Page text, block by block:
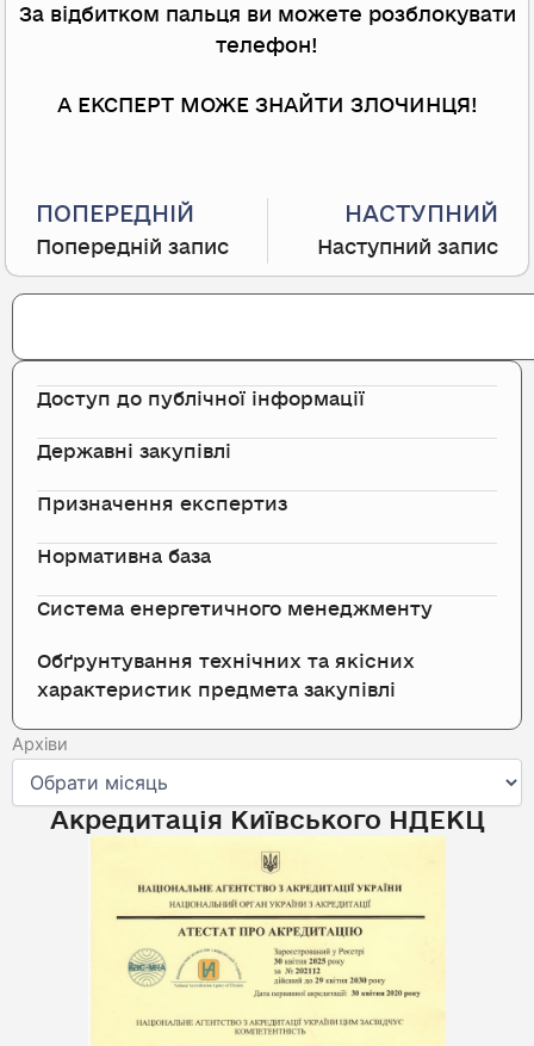
За відбитком пальця ви можете розблокувати
телефон!
А ЕКСПЕРТ МОЖЕ ЗНАЙТИ ЗЛОЧИНЦЯ!
ПОПЕРЕДНІЙ
Попередній запис
НАСТУПНИЙ
Наступний запис
Search
Доступ до публічної інформації
Державні закупівлі
Призначення експертиз
Нормативна база
Система енергетичного менеджменту
Обґрунтування технічних та якісних
характеристик предмета закупівлі
Архіви
Архіви
Акредитація Київського НДЕКЦ